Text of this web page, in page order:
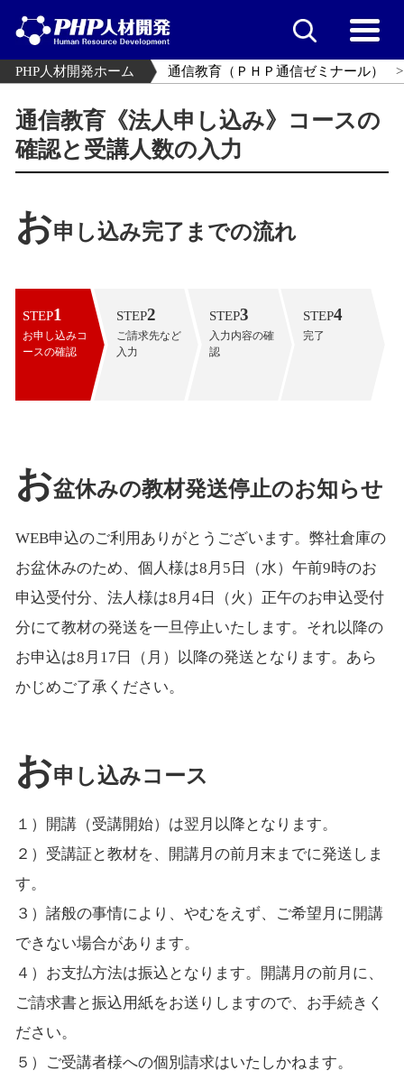
PHP人材開発ホーム 通信教育（ＰＨＰ通信ゼミナール）
通信教育《法人申し込み》コースの
確認と受講人数の入力
お申し込み完了までの流れ
STEP1
お申し込みコ
ースの確認
STEP2
ご請求先など
入力
STEP3
入力内容の確
認
STEP4
完了
お盆休みの教材発送停止のお知らせ
WEB申込のご利用ありがとうございます。弊社倉庫の
お盆休みのため、個人様は8月5日（水）午前9時のお
申込受付分、法人様は8月4日（火）正午のお申込受付
分にて教材の発送を一旦停止いたします。それ以降の
お申込は8月17日（月）以降の発送となります。あら
かじめご了承ください。
お申し込みコース
１）開講（受講開始）は翌月以降となります。
２）受講証と教材を、開講月の前月末までに発送しま
す。
３）諸般の事情により、やむをえず、ご希望月に開講
できない場合があります。
４）お支払方法は振込となります。開講月の前月に、
ご請求書と振込用紙をお送りしますので、お手続きく
ださい。
５）ご受講者様への個別請求はいたしかねます。